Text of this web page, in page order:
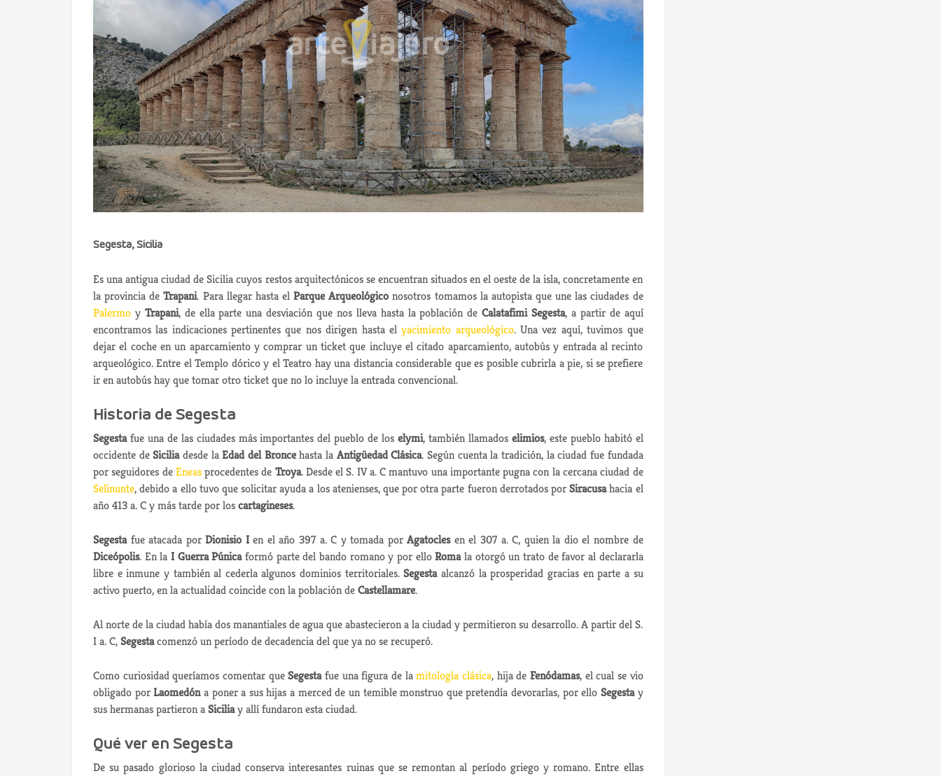
Segesta, Sicilia
Es una antigua ciudad de Sicilia cuyos restos arquitectónicos se encuentran situados en el oeste de la isla, concretamente en
la provincia deTrapani. Para llegar hasta elParque Arqueológico nosotros tomamos la autopista que une las ciudades de
Palermo y Trapani, de ella parte una desviación que nos lleva hasta la población deCalatafimi Segesta, a partir de aquí
encontramos las indicaciones pertinentes que nos dirigen hasta elyacimiento arqueológico. Una vez aquí, tuvimos que
dejar el coche en un aparcamiento y comprar un ticket que incluye el citado aparcamiento, autobús y entrada al recinto
arqueológico. Entre el Templo dórico y el Teatro hay una distancia considerable que es posible cubrirla a pie, si se prefiere
ir en autobús hay que tomar otro ticket que no lo incluye la entrada convencional.
Historia de Segesta
Segestafue una de las ciudades más importantes del pueblo de loselymi, también llamados elimios, este pueblo habitó el
occidente deSiciliadesde laEdad del Broncehasta la Antigüedad Clásica. Según cuenta la tradición, la ciudad fue fundada
por seguidores deEneasprocedentes de Troya. Desde el S. IV a. C mantuvo una importante pugna con la cercana ciudad de
Selinunte, debido a ello tuvo que solicitar ayuda a los atenienses, que por otra parte fueron derrotados porSiracusahacia el
año 413 a. C y más tarde por loscartagineses.
Segestafue atacada porDionisio Ien el año 397 a. C y tomada porAgatoclesen el 307 a. C, quien la dio el nombre de
Diceópolis. En la I Guerra Púnicaformó parte del bando romano y por elloRomala otorgó un trato de favor al declararla
libre e inmune y también al cederla algunos dominios territoriales.Segestaalcanzó la prosperidad gracias en parte a su
activo puerto, en la actualidad coincide con la población deCastellamare.
Al norte de la ciudad había dos manantiales de agua que abastecieron a la ciudad y permitieron su desarrollo. A partir del S.
I a. C,Segestacomenzó un período de decadencia del que ya no se recuperó.
Como curiosidad queríamos comentar queSegestafue una figura de lamitología clásica, hija de Fenódamas, el cual se vio
obligado porLaomedóna poner a sus hijas a merced de un temible monstruo que pretendía devorarlas, por ello Segestay
sus hermanas partieron aSiciliay allí fundaron esta ciudad.
Qué ver en Segesta
De su pasado glorioso la ciudad conserva interesantes ruinas que se remontan al período griego y romano. Entre ellas